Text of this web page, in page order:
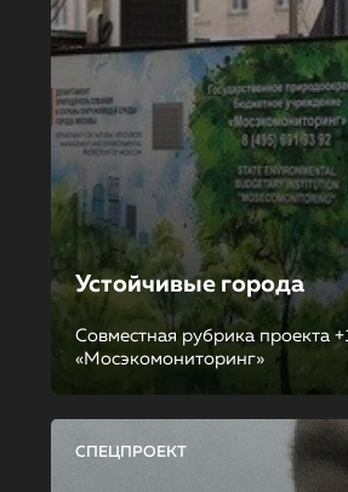
Устойчивые города
Совместная рубрика проекта
«Мосэкомониторинг»
СПЕЦПРОЕКТ